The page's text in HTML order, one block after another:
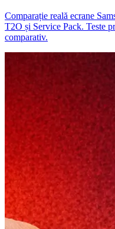
Comparație reală ecrane
T2O și Service Pack. Teste
comparativ.